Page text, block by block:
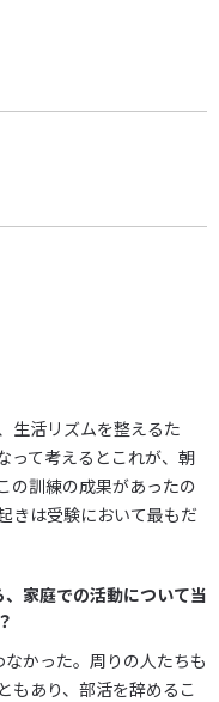
生活リズムを整えるた
って考えるとこれが、朝
の訓練の成果があったの
きは受験において最もだ
家庭での活動について当
かった。周りの人たちも
もあり、部活を辞めるこ